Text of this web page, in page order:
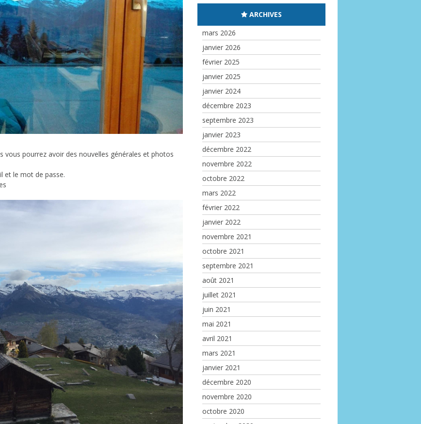
vous pourrez avoir des nouvelles générales et photos
et le mot de passe.
ARCHIVES
mars 2026
janvier 2026
février 2025
janvier 2025
janvier 2024
décembre 2023
septembre 2023
janvier 2023
décembre 2022
novembre 2022
octobre 2022
mars 2022
février 2022
janvier 2022
novembre 2021
octobre 2021
septembre 2021
août 2021
juillet 2021
juin 2021
mai 2021
avril 2021
mars 2021
janvier 2021
décembre 2020
novembre 2020
octobre 2020